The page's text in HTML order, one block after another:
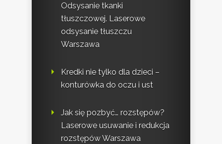
Odsysanie tkanki
tłuszczowej. Laserowe
odsysanie tłuszczu
Warszawa
Kredki nie tylko dla dzieci –
konturówka do oczu i ust
Jak się pozbyć… rozstępów?
Laserowe usuwanie i redukcja
rozstępów Warszawa